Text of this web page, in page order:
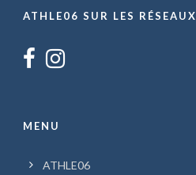
ATHLE06 SUR LES RÉSEAUX
MENU
ATHLE06